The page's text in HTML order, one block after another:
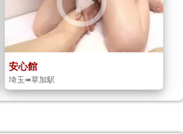
安心館
埼玉➠草加駅